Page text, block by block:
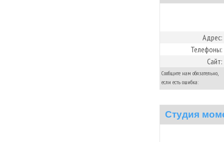
Адрес:
Телефоны:
Сайт:
Сообщите нам обязательно,
если есть ошибка:
Студия